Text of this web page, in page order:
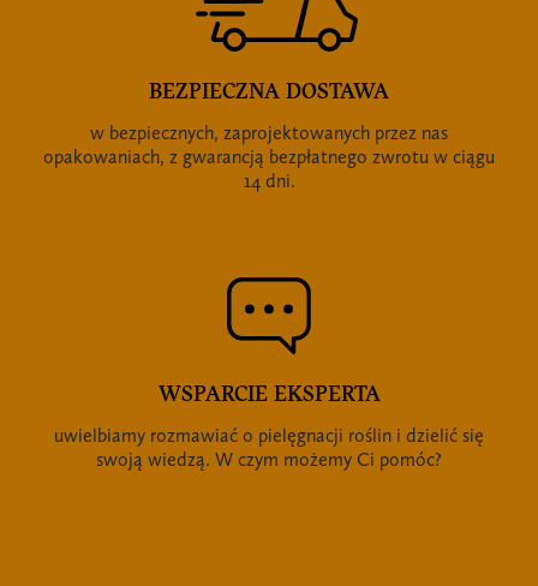
BEZPIECZNA DOSTAWA
w bezpiecznych, zaprojektowanych przez nas
opakowaniach, z gwarancją bezpłatnego zwrotu w ciągu
14 dni.
WSPARCIE EKSPERTA
uwielbiamy rozmawiać o pielęgnacji roślin i dzielić się
swoją wiedzą. W czym możemy Ci pomóc?